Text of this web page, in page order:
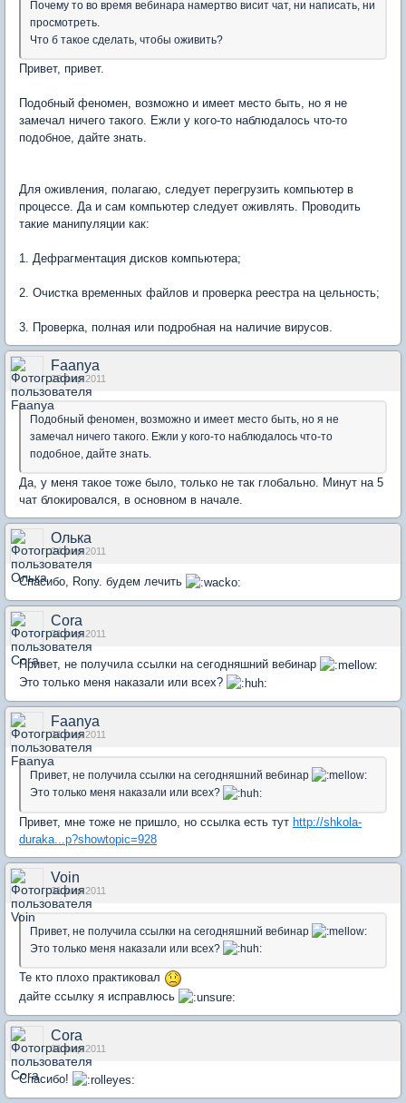
Почему то во время вебинара намертво висит чат, ни написать, ни
просмотреть.
Что б такое сделать, чтобы оживить?
Привет, привет.
Подобный феномен, возможно и имеет место быть, но я не
замечал ничего такого. Ежли у кого-то наблюдалось что-то
подобное, дайте знать.
Для оживления, полагаю, следует перегрузить компьютер в
процессе. Да и сам компьютер следует оживлять. Проводить
такие манипуляции как:
1. Дефрагментация дисков компьютера;
2. Очистка временных файлов и проверка реестра на цельность;
3. Проверка, полная или подробная на наличие вирусов.
Faanya
23 мар 2011
Подобный феномен, возможно и имеет место быть, но я не
замечал ничего такого. Ежли у кого-то наблюдалось что-то
подобное, дайте знать.
Да, у меня такое тоже было, только не так глобально. Минут на 5
чат блокировался, в основном в начале.
Олька
24 мар 2011
Спасибо, Rony. будем лечить
Cora
31 мар 2011
Привет, не получила ссылки на сегодняшний вебинар
Это только меня наказали или всех?
Faanya
31 мар 2011
Привет, не получила ссылки на сегодняшний вебинар
Это только меня наказали или всех?
Привет, мне тоже не пришло, но ссылка есть тут http://shkola-
duraka...p?showtopic=928
Voin
31 мар 2011
Привет, не получила ссылки на сегодняшний вебинар
Это только меня наказали или всех?
Те кто плохо практиковал
дайте ссылку я исправлюсь
Cora
31 мар 2011
Спасибо!